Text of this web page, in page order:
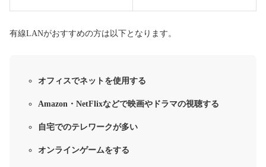
有線LANがおすすめの方は以下となります。
オフィスでネットを使用する
Amazon・NetFlixなどで映画やドラマの視聴する
自宅でのテレワークが多い
オンラインゲームをする